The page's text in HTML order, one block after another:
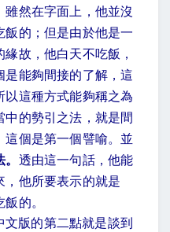
雖然在字面上，他並沒
飯的；但是由於他是一
故，他白天不吃飯，
是能夠間接的了解，這
以這種方式能夠稱之為
的勢引之法，就是間
這個是第一個譬喻。並
透由這一句話，他能
，他所要表示的就是
的。
文版的第二點就是談到